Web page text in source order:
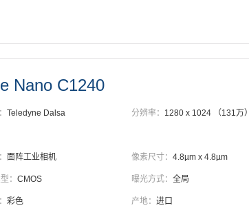
Nano C1240
Teledyne Dalsa 分辨率： 1280 x 1024 （131万）
面阵工业相机 像素尺寸：4.8µm x 4.8µm
： CMOS 曝光方式：全局
彩色 产地：进口